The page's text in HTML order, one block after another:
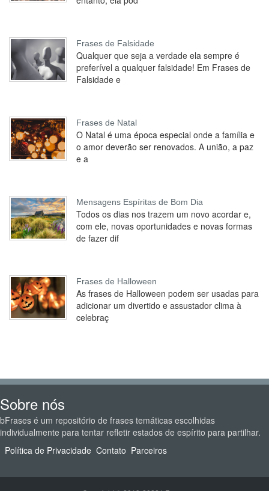
Frases de Falsidade
Qualquer que seja a verdade ela sempre é
preferível a qualquer falsidade! Em Frases de
Falsidade e
Frases de Natal
O Natal é uma época especial onde a família e
o amor deverão ser renovados. A união, a paz
e a
Mensagens Espíritas de Bom Dia
Todos os dias nos trazem um novo acordar e,
com ele, novas oportunidades e novas formas
de fazer dif
Frases de Halloween
As frases de Halloween podem ser usadas para
adicionar um divertido e assustador clima à
celebraç
Sobre nós
bFrases é um repositório de frases temáticas escolhidas
individualmente para tentar refletir estados de espírito para partilhar.
Política de Privacidade Contato Parceiros